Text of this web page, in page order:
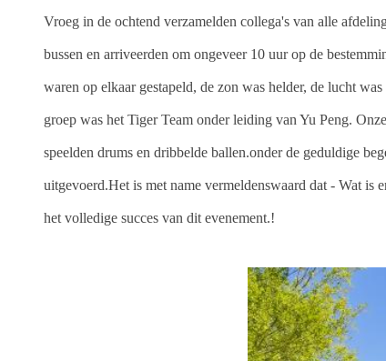
Vroeg in de ochtend verzamelden collega's van alle
bussen en arriveerden om ongeveer 10 uur op de
waren op elkaar gestapeld, de zon was helder, de lucht
groep was het Tiger Team onder leiding van Yu Peng.
speelden drums en dribbelde ballen.onder de geduldige
uitgevoerd.Het is met name vermeldenswaard dat - Wat is
het volledige succes van dit evenement.!